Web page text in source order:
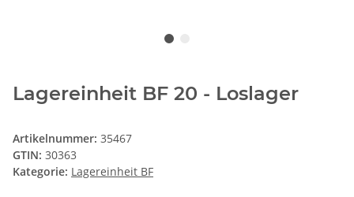
Lagereinheit BF 20 - Loslager
Artikelnummer: 35467
GTIN: 30363
Kategorie: Lagereinheit BF